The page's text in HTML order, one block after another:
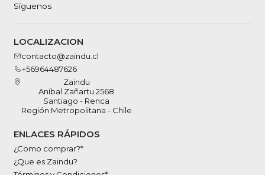
Síguenos
LOCALIZACION
contacto@zaindu.cl
+56964487626
Zaindu
Aníbal Zañartu 2568
Santiago - Renca
Región Metropolitana - Chile
ENLACES RÁPIDOS
¿Como comprar?*
¿Que es Zaindu?